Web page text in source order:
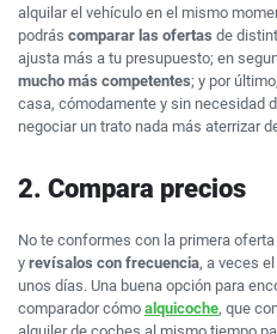
alquilar el vehículo en el mismo
podrás comparar las ofertas de
ajusta más a tu presupuesto; en
mucho más competentes; y por
casa, cómodamente y sin necesidad
negociar un trato nada más aterrizar
2. Compara precios
No te conformes con la primera
y revísalos con frecuencia, a veces
unos días. Una buena opción para
comparador cómo alquicoche, que